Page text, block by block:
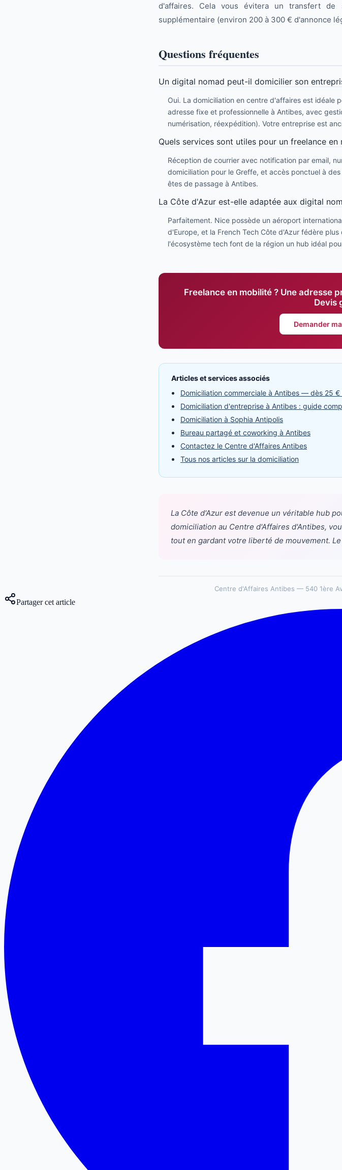
d'affaires. Cela vous évitera un transfert
supplémentaire (environ 200 à 300 € d'annonce
Questions fréquentes
Un digital nomad peut-il domicilier son
Oui. La domiciliation en centre d'affaires est idéale
adresse fixe et professionnelle à Antibes, avec
numérisation, réexpédition). Votre entreprise est
Quels services sont utiles pour un freelance en
Réception de courrier avec notification par email,
domiciliation pour le Greffe, et accès ponctuel à
êtes de passage à Antibes.
La Côte d'Azur est-elle adaptée aux digital
Parfaitement. Nice possède un aéroport
d'Europe, et la French Tech Côte d'Azur fédère
l'écosystème tech font de la région un hub idéal
Freelance en mobilité ? Une adresse
Devis
Demander
Articles et services associés
Domiciliation commerciale à Antibes — dès 25 €
Domiciliation d'entreprise à Antibes : guide
Domiciliation à Sophia Antipolis
Bureau partagé et coworking à Antibes
Contactez le Centre d'Affaires Antibes
Tous nos articles sur la domiciliation
La Côte d'Azur est devenue un véritable hub
domiciliation au Centre d'Affaires d'Antibes,
tout en gardant votre liberté de mouvement.
Centre d'Affaires Antibes — 540 1ère
Partager cet article